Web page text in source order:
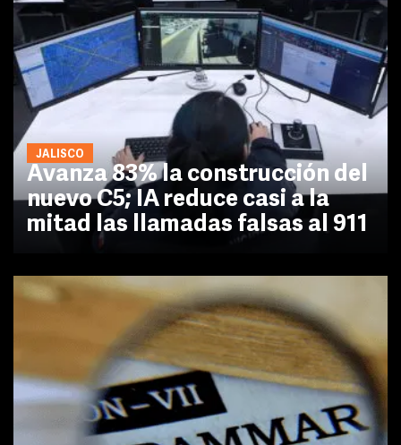
JALISCO
Avanza 83% la construcción del
nuevo C5; IA reduce casi a la
mitad las llamadas falsas al 911